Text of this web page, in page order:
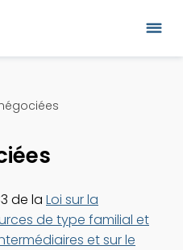
de la Loi sur la
de type familial et
et sur le